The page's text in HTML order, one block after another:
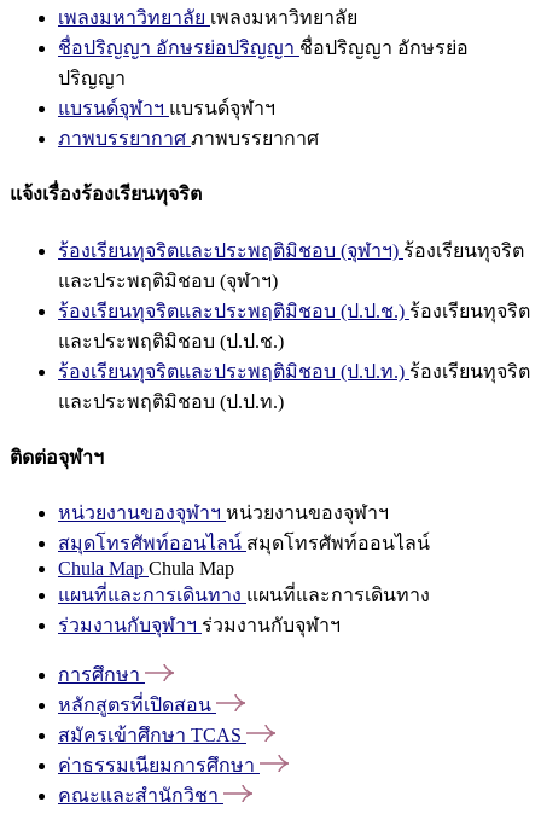
เพลงมหาวิทยาลัย เพลงมหาวิทยาลัย
ชื่อปริญญา อักษรย่อปริญญา ชื่อปริญญา อักษรย่อ
ปริญญา
แบรนด์จุฬาฯ แบรนด์จุฬาฯ
ภาพบรรยากาศ ภาพบรรยากาศ
แจ้งเรื่องร้องเรียนทุจริต
ร้องเรียนทุจริตและประพฤติมิชอบ (จุฬาฯ) ร้องเรียนทุจริต
และประพฤติมิชอบ (จุฬาฯ)
ร้องเรียนทุจริตและประพฤติมิชอบ (ป.ป.ช.) ร้องเรียนทุจริต
และประพฤติมิชอบ (ป.ป.ช.)
ร้องเรียนทุจริตและประพฤติมิชอบ (ป.ป.ท.) ร้องเรียนทุจริต
และประพฤติมิชอบ (ป.ป.ท.)
ติดต่อจุฬาฯ
หน่วยงานของจุฬาฯ หน่วยงานของจุฬาฯ
สมุดโทรศัพท์ออนไลน์ สมุดโทรศัพท์ออนไลน์
Chula Map Chula Map
แผนที่และการเดินทาง แผนที่และการเดินทาง
ร่วมงานกับจุฬาฯ ร่วมงานกับจุฬาฯ
การศึกษา
หลักสูตรที่เปิดสอน
สมัครเข้าศึกษา TCAS
ค่าธรรมเนียมการศึกษา
คณะและสำนักวิชา